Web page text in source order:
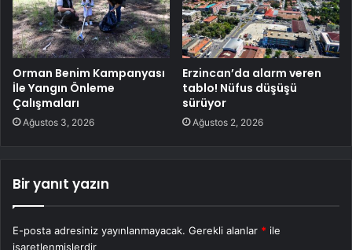
Orman Benim Kampanyası
İle Yangın Önleme
Çalışmaları
Ağustos 3, 2026
Erzincan’da alarm veren
tablo! Nüfus düşüşü
sürüyor
Ağustos 2, 2026
Bir yanıt yazın
E-posta adresiniz yayınlanmayacak. Gerekli alanlar * ile
işaretlenmişlerdir